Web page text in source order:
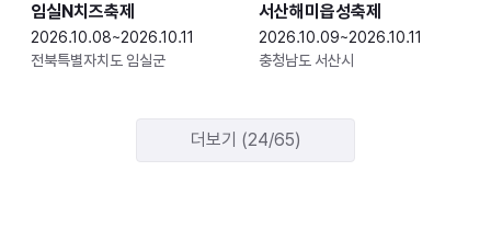
임실N치즈축제
2026.10.08~2026.10.11
전북특별자치도 임실군
서산해미읍성축제
2026.10.09~2026.10.11
충청남도 서산시
더보기 (24/65)